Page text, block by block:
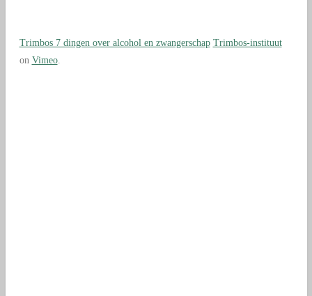
Trimbos 7 dingen over alcohol en zwangerschap Trimbos-instituut
on Vimeo.